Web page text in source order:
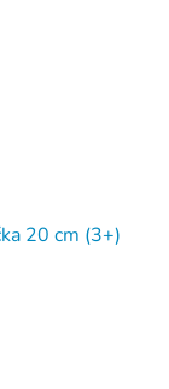
20 cm (3+)